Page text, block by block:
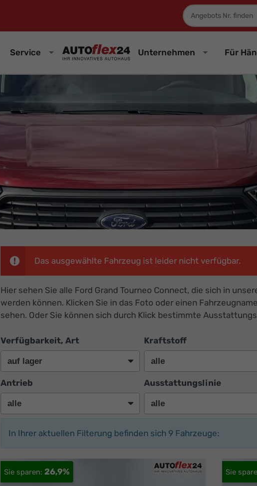
Fahrzeugnummer
Service Unternehmen Für
Das ausgewählte Fahrzeug ist leider nicht verfügbar.
Hier sehen Sie alle Ford Grand Tourneo Connect, die sich in
werden können. Klicken Sie in das Foto oder einen
sehen. Oder Sie können sich durch Klick bestimmte
Verfügbarkeit, Art Kraftstoff
Antrieb Ausstattungslinie
In Ihrer aktuellen Filterung befinden sich 9 Fahrzeuge:
26,9%